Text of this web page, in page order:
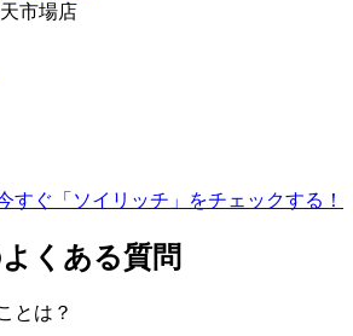
市場店
すぐ「ソイリッチ」をチェックする！
くある質問
とは？